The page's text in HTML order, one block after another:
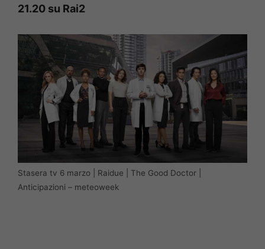
21.20 su Rai2
Stasera tv 6 marzo | Raidue | The Good Doctor |
Anticipazioni – meteoweek